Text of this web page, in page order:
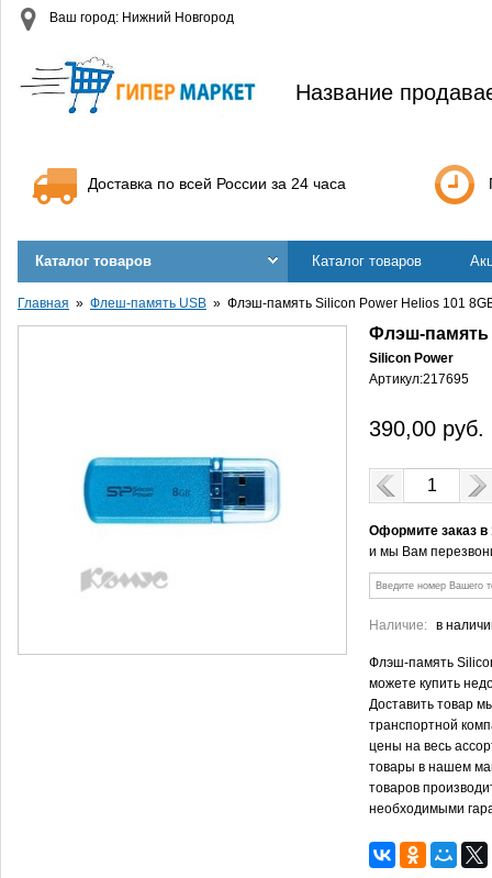
Ваш город: Нижний Новгород
Название
Доставка по всей России за 24 часа
Каталог товаров Каталог товаров
Главная Флеш-память USB Флэш-память Silicon Power Helios 101
Флэш-память
Silicon Power
Артикул:217695
390,00 руб.
Оформите заказ
и мы Вам
Наличие: в
Флэш-память
можете купить
Доставить товар
транспортной
цены на весь
товары в нашем
товаров
необходимыми